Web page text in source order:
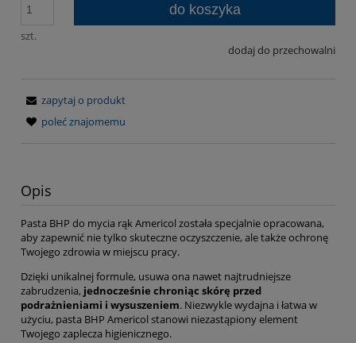
szt.
do koszyka
dodaj do przechowalni
zapytaj o produkt
poleć znajomemu
Opis
Pasta BHP do mycia rąk Americol została specjalnie opracowana,
aby zapewnić nie tylko skuteczne oczyszczenie, ale także ochronę
Twojego zdrowia w miejscu pracy.
Dzięki unikalnej formule, usuwa ona nawet najtrudniejsze
zabrudzenia, jednocześnie chroniąc skórę przed
podrażnieniami i wysuszeniem. Niezwykle wydajna i łatwa w
użyciu, pasta BHP Americol stanowi niezastąpiony element
Twojego zaplecza higienicznego.